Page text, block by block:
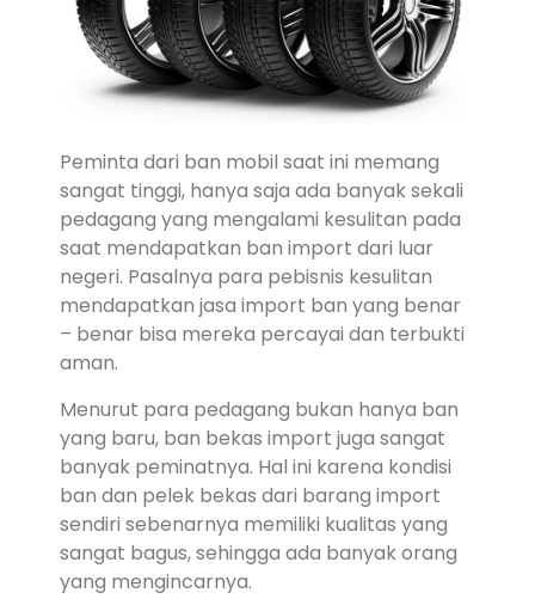
Peminta dari ban mobil saat ini memang
sangat tinggi, hanya saja ada banyak sekali
pedagang yang mengalami kesulitan pada
saat mendapatkan ban import dari luar
negeri. Pasalnya para pebisnis kesulitan
mendapatkan jasa import ban yang benar
– benar bisa mereka percayai dan terbukti
aman.
Menurut para pedagang bukan hanya ban
yang baru, ban bekas import juga sangat
banyak peminatnya. Hal ini karena kondisi
ban dan pelek bekas dari barang import
sendiri sebenarnya memiliki kualitas yang
sangat bagus, sehingga ada banyak orang
yang mengincarnya.